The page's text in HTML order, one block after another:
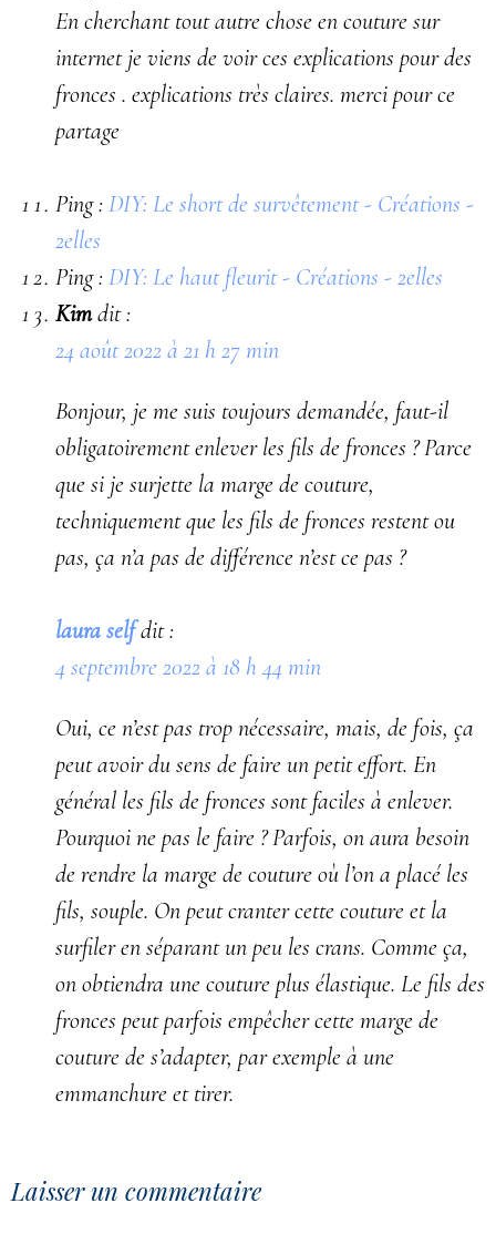
En cherchant tout autre chose en couture sur
internet je viens de voir ces explications pour des
fronces . explications très claires. merci pour ce
partage
Ping : DIY: Le short de survêtement - Créations -
2elles
Ping : DIY: Le haut fleurit - Créations - 2elles
Kimdit :
24 août 2022 à 21 h 27 min
Bonjour, je me suis toujours demandée, faut-il
obligatoirement enlever les fils de fronces ? Parce
que si je surjette la marge de couture,
techniquement que les fils de fronces restent ou
pas, ça n’a pas de différence n’est ce pas ?
laura selfdit :
4 septembre 2022 à 18 h 44 min
Oui, ce n’est pas trop nécessaire, mais, de fois, ça
peut avoir du sens de faire un petit effort. En
général les fils de fronces sont faciles à enlever.
Pourquoi ne pas le faire ? Parfois, on aura besoin
de rendre la marge de couture où l’on a placé les
fils, souple. On peut cranter cette couture et la
surfiler en séparant un peu les crans. Comme ça,
on obtiendra une couture plus élastique. Le fils des
fronces peut parfois empêcher cette marge de
couture de s’adapter, par exemple à une
emmanchure et tirer.
Laisser un commentaire